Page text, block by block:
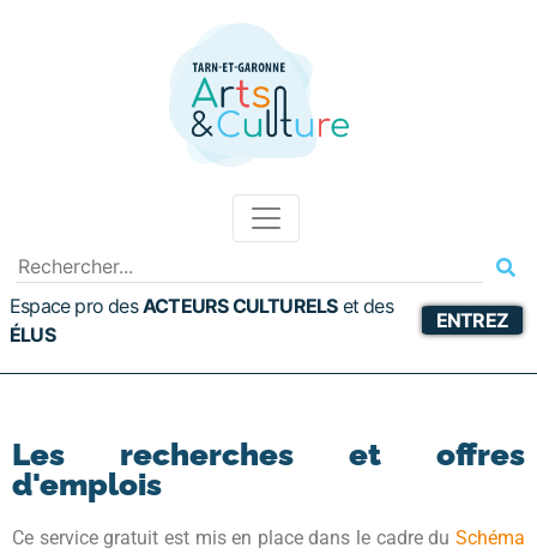
Espace pro desACTEURS CULTURELS etdes
ÉLUS
ENTREZ
Les recherches et offres
d'emplois
Ce service gratuit est mis en place dans le cadre du Schéma